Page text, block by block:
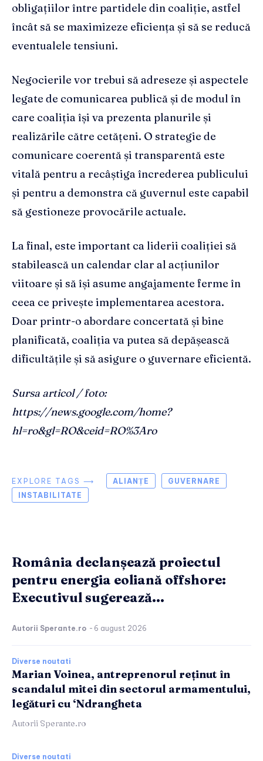
obligațiilor între partidele din coaliție, astfel
încât să se maximizeze eficiența și să se reducă
eventualele tensiuni.
Negocierile vor trebui să adreseze și aspectele
legate de comunicarea publică și de modul în
care coaliția își va prezenta planurile și
realizările către cetățeni. O strategie de
comunicare coerentă și transparentă este
vitală pentru a recâștiga încrederea publicului
și pentru a demonstra că guvernul este capabil
să gestioneze provocările actuale.
La final, este important ca liderii coaliției să
stabilească un calendar clar al acțiunilor
viitoare și să își asume angajamente ferme în
ceea ce privește implementarea acestora.
Doar printr-o abordare concertată și bine
planificată, coaliția va putea să depășească
dificultățile și să asigure o guvernare eficientă.
Sursa articol / foto:
https://news.google.com/home?
hl=ro&gl=RO&ceid=RO%3Aro
EXPLORE TAGS ⟶ ALIANȚE
GUVERNARE
INSTABILITATE
România declanșează proiectul
pentru energia eoliană offshore:
Executivul sugerează...
Autorii Sperante.ro - 6 august 2026
Diverse noutati
Marian Voinea, antreprenorul reținut în
scandalul mitei din sectorul armamentului,
legături cu ‘Ndrangheta
Autorii Sperante.ro
Diverse noutati